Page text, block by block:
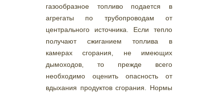
газообразное топливо подается в
агрегаты по трубопроводам от
центрального источника. Если тепло
получают сжиганием топлива в
камерах сгорания, не имеющих
дымоходов, то прежде всего
необходимо оценить опасность от
вдыхания продуктов сгорания. Нормы